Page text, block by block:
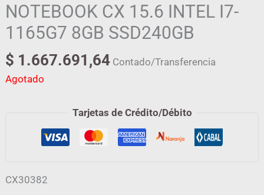
NOTEBOOK CX 15.6 INTEL I7-
1165G7 8GB SSD240GB
$ 1.667.691,64 Contado/Transferencia
Agotado
Tarjetas de Crédito/Débito
CX30382